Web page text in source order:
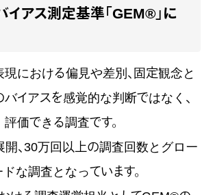
イアス測定基準「GEM®」に
における偏見や差別、固定観念と
イアスを感覚的な判断ではなく、客
できる調査です。
、30万回以上の調査回数とグロー
な調査となっています。